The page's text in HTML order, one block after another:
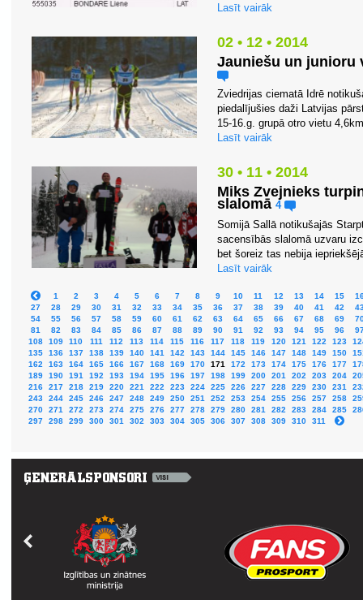
Lasīt vairāk
02 • 12 • 2014
Jauniešu un junioru
Zviedrijas ciematā Idrē
piedalījušies daži Latvijas
15-16.g. grupā otro vietu
Lasīt vairāk
30 • 11 • 2014
Miks Zvejnieks
slalomā 4
Somijā Sallā notikušajās
sacensībās slalomā uzvaru
bet šoreiz tas nebija
Lasīt vairāk
1 2 3 4 5 6 7 8 9 10 11 12 13 14 15
27
28 29 30 31 32 33 34 35 36 37 38 39 40 41 42
54
55 56 57 58 59 60 61 62 63 64 65 66 67 68 69
81
82 83 84 85 86 87 88 89 90 91 92 93 94 95 96
108
109 110 111 112 113 114 115 116 117 118 119 120 121 122 123
135
136 137 138 139 140 141 142 143 144 145 146 147 148 149 150
162
163 164 165 166 167 168 169 170 171 172 173 174 175 176 177
189
190 191 192 193 194 195 196 197 198 199 200 201 202 203 204
216
217 218 219 220 221 222 223 224 225 226 227 228 229 230 231
243
244 245 246 247 248 249 250 251 252 253 254 255 256 257 258
270
271 272 273 274 275 276 277 278 279 280 281 282 283 284 285
297
298 299 300 301 302 303 304 305 306 307 308 309 310 311